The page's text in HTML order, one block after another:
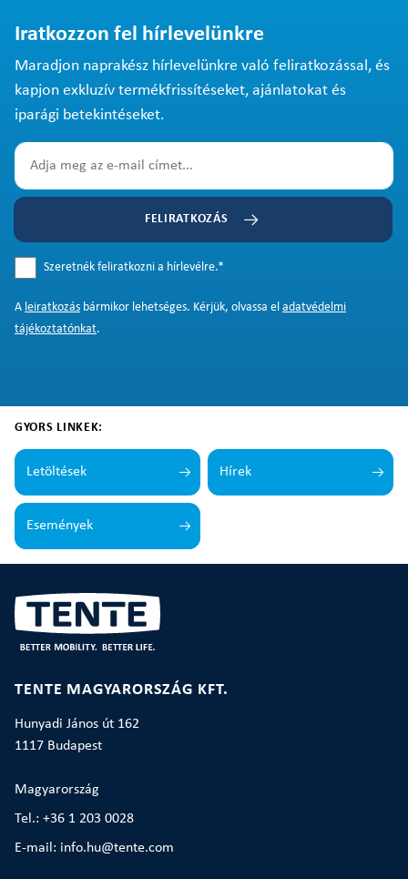
Iratkozzon fel hírlevelünkre
Maradjon naprakész hírlevelünkre való feliratkozással, és
kapjon exkluzív termékfrissítéseket, ajánlatokat és
iparági betekintéseket.
FELIRATKOZÁS
Szeretnék feliratkozni a hírlevélre.*
A leiratkozás bármikor lehetséges. Kérjük, olvassa el adatvédelmi
tájékoztatónkat.
GYORS LINKEK:
Letöltések Hírek
Események
TENTE MAGYARORSZÁG KFT.
Hunyadi János út 162
1117 Budapest
Magyarország
Tel.: +36 1 203 0028
E-mail: info.hu@tente.com